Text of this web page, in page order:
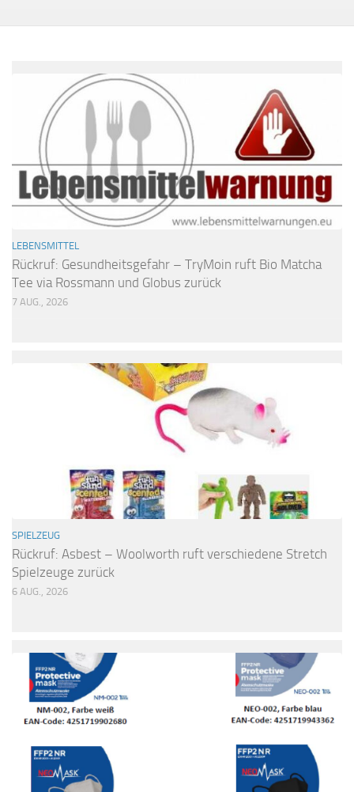
LEBENSMITTEL
Rückruf: Gesundheitsgefahr – TryMoin ruft Bio Matcha
Tee via Rossmann und Globus zurück
7 AUG., 2026
SPIELZEUG
Rückruf: Asbest – Woolworth ruft verschiedene Stretch
Spielzeuge zurück
6 AUG., 2026